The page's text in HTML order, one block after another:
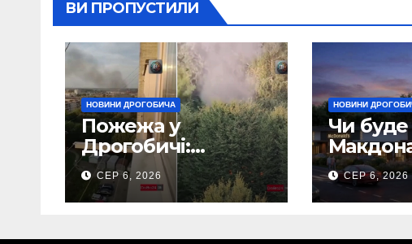
ВИ ПРОПУСТИЛИ
НОВИНИ ДРОГОБИЧА
Пожежа у
Дрогобичі:
Повідомляють що
горіло 5 гаражів
(Відео)
СЕР 6, 2026
НОВИНИ
Чи буде
СЕР 6, 2026